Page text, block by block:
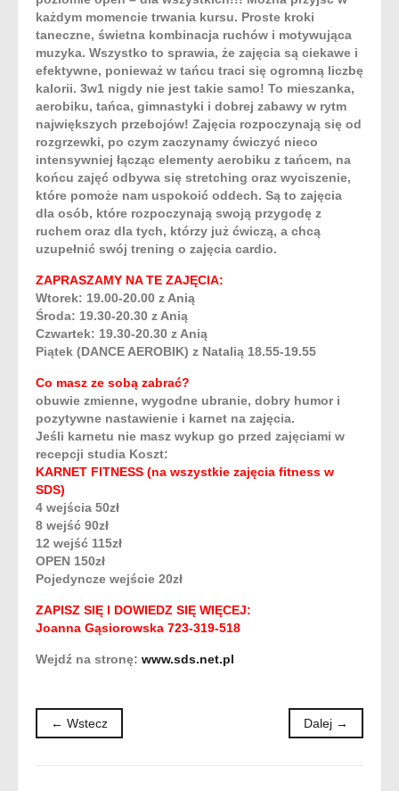
każdym momencie trwania kursu. Proste kroki
taneczne, świetna kombinacja ruchów i motywująca
muzyka. Wszystko to sprawia, że zajęcia są ciekawe i
efektywne, ponieważ w tańcu traci się ogromną liczbę
kalorii. 3w1 nigdy nie jest takie samo! To mieszanka,
aerobiku, tańca, gimnastyki i dobrej zabawy w rytm
największych przebojów! Zajęcia rozpoczynają się od
rozgrzewki, po czym zaczynamy ćwiczyć nieco
intensywniej łącząc elementy aerobiku z tańcem, na
końcu zajęć odbywa się stretching oraz wyciszenie,
które pomoże nam uspokoić oddech. Są to zajęcia
dla osób, które rozpoczynają swoją przygodę z
ruchem oraz dla tych, którzy już ćwiczą, a chcą
uzupełnić swój trening o zajęcia cardio.
ZAPRASZAMY NA TE ZAJĘCIA:
Wtorek: 19.00-20.00 z Anią
Środa: 19.30-20.30 z Anią
Czwartek: 19.30-20.30 z Anią
Piątek (DANCE AEROBIK) z Natalią 18.55-19.55
Co masz ze sobą zabrać?
obuwie zmienne, wygodne ubranie, dobry humor i
pozytywne nastawienie i karnet na zajęcia.
Jeśli karnetu nie masz wykup go przed zajęciami w
recepcji studia Koszt:
KARNET FITNESS (na wszystkie zajęcia fitness w
SDS)
4 wejścia 50zł
8 wejść 90zł
12 wejść 115zł
OPEN 150zł
Pojedyncze wejście 20zł
ZAPISZ SIĘ I DOWIEDZ SIĘ WIĘCEJ:
Joanna Gąsiorowska 723-319-518
Wejdź na stronę: www.sds.net.pl
← Wstecz Dalej →